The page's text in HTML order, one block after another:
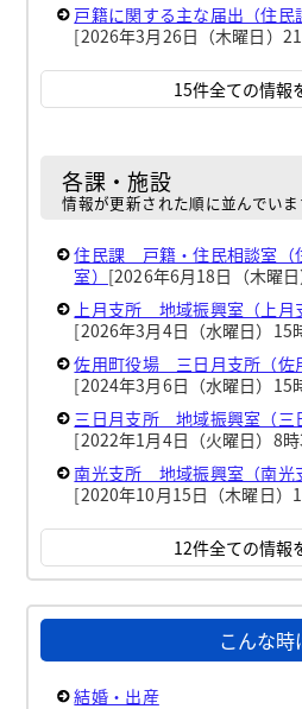
戸籍に関する主な届出（住
[2026年3月26日（木曜日）
15件全ての情報
各課・施設
情報が更新された順に並んでいま
住民課 戸籍・住民相談室
室） [2026年6月18日（木曜
上月支所 地域振興室（上月
[2026年3月4日（水曜日）15
佐用町役場 三日月支所（佐
[2024年3月6日（水曜日）15
三日月支所 地域振興室（三
[2022年1月4日（火曜日）8
南光支所 地域振興室（南光
[2020年10月15日（木曜日）
12件全ての情報
こんな時
結婚・出産